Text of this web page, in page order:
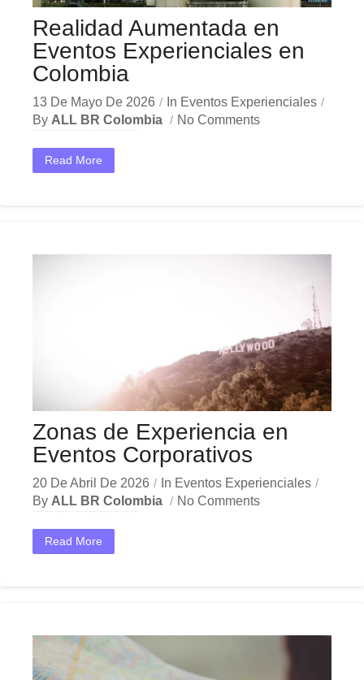
Realidad Aumentada en
Eventos Experienciales en
Colombia
13 De Mayo De 2026 In Eventos Experienciales
By ALL BR Colombia No Comments
Read More
Zonas de Experiencia en
Eventos Corporativos
20 De Abril De 2026 In Eventos Experienciales
By ALL BR Colombia No Comments
Read More